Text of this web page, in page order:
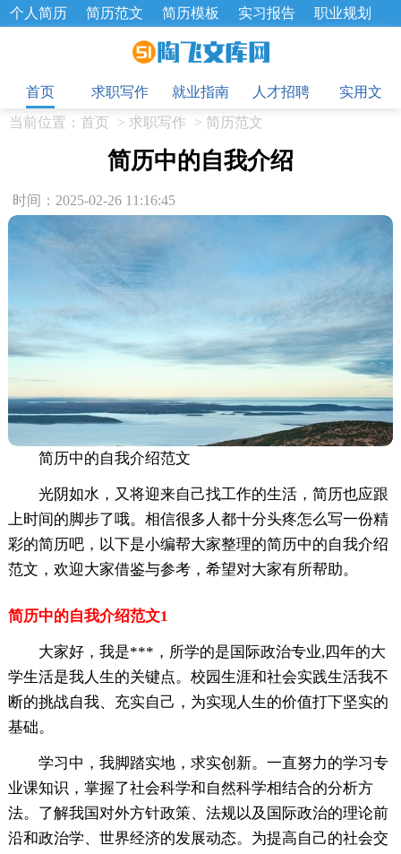
个人简历 简历范文 简历模板 实习报告
职业规划
招聘选拔 绩效考核 企业文化
工作总结
辞职报告
首页
求职写作 就业指南 人才招聘
实用文
当前位置： 首页 > 求职写作 > 简历范文
简历中的自我介绍
时间：2025-02-26 11:16:45
简历中的自我介绍范文
光阴如水，又将迎来自己找工作的生活，简历也应跟
上时间的脚步了哦。相信很多人都十分头疼怎么写一份精
彩的简历吧，以下是小编帮大家整理的简历中的自我介绍
范文，欢迎大家借鉴与参考，希望对大家有所帮助。
简历中的自我介绍范文1
大家好，我是***，所学的是国际政治专业,四年的大
学生活是我人生的关键点。校园生涯和社会实践生活我不
断的挑战自我、充实自己，为实现人生的价值打下坚实的
基础。
学习中，我脚踏实地，求实创新。一直努力的学习专
业课知识，掌握了社会科学和自然科学相结合的分析方
法。了解我国对外方针政策、法规以及国际政治的理论前
沿和政治学、世界经济的发展动态。为提高自己的社会交